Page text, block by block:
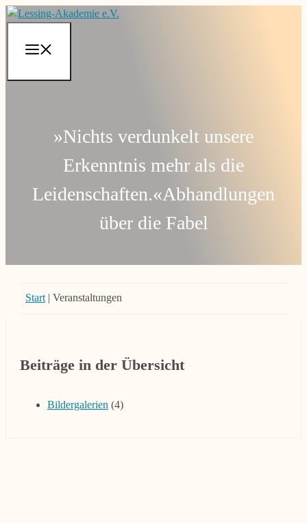
Zum
springen
»Nichts verdunkelt unsere
Erkenntnis mehr als die
Leidenschaften.«Abhandlungen
über die Fabel
Start | Veranstaltungen
Beiträge in der Übersicht
Bildergalerien (4)